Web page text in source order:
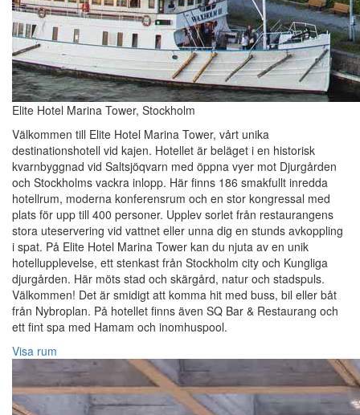
Elite Hotel Marina Tower, Stockholm
Välkommen till Elite Hotel Marina Tower, vårt unika
destinationshotell vid kajen. Hotellet är beläget i en historisk
kvarnbyggnad vid Saltsjöqvarn med öppna vyer mot Djurgården
och Stockholms vackra inlopp. Här finns 186 smakfullt inredda
hotellrum, moderna konferensrum och en stor kongressal med
plats för upp till 400 personer. Upplev sorlet från restaurangens
stora uteservering vid vattnet eller unna dig en stunds avkoppling
i spat. På Elite Hotel Marina Tower kan du njuta av en unik
hotellupplevelse, ett stenkast från Stockholm city och Kungliga
djurgården. Här möts stad och skärgård, natur och stadspuls.
Välkommen! Det är smidigt att komma hit med buss, bil eller båt
från Nybroplan. På hotellet finns även SQ Bar & Restaurang och
ett fint spa med Hamam och inomhuspool.
Visa rum